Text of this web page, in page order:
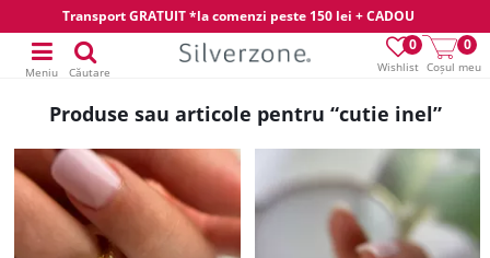
Transport GRATUIT *la comenzi peste 150 lei + CADOU
Wishlist
0
Coșul meu
0
Meniu Căutare
Produse sau articole pentru “cutie inel”